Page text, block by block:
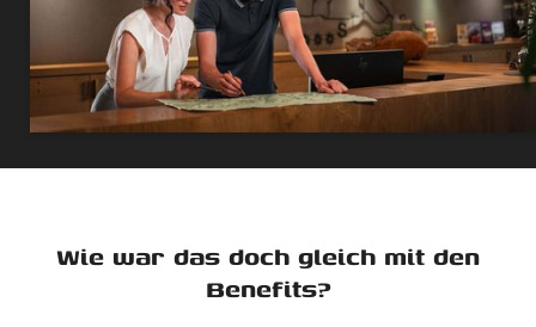
Wie war das doch gleich mit den
Benefits?